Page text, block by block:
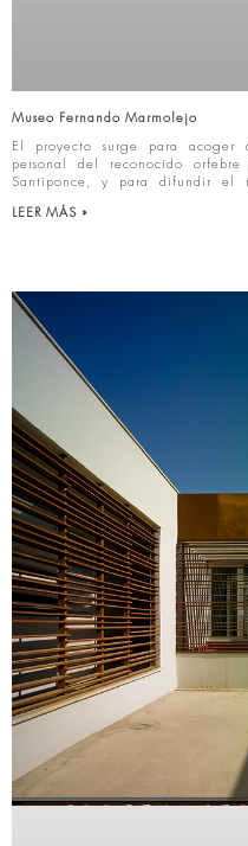
Museo Fernando Marmolejo
El proyecto surge para acoger
personal del reconocido
Santiponce, y para difundir el
LEER MÁS »